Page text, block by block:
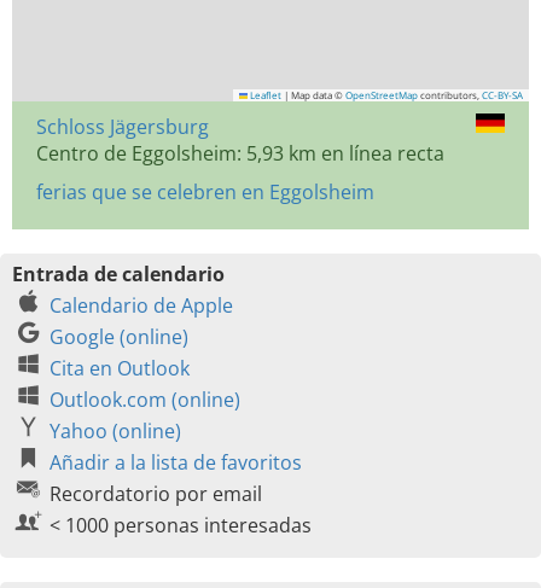
Leaflet | Map data © OpenStreetMap contributors, CC-BY-SA
Schloss Jägersburg
Centro de Eggolsheim: 5,93 km en línea recta
ferias que se celebren en Eggolsheim
Entrada de calendario
Calendario de Apple
Google (online)
Cita en Outlook
Outlook.com (online)
Yahoo (online)
Añadir a la lista de favoritos
Recordatorio por email
< 1000 personas interesadas